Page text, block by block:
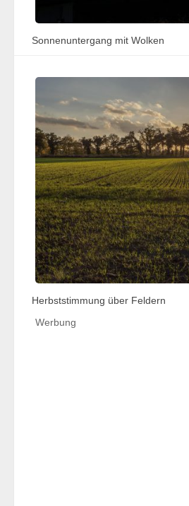
Sonnenuntergang mit Wolken
Herbststimmung über Feldern
Werbung